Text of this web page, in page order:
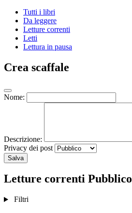
Tutti i libri
Da leggere
Letture correnti
Letti
Lettura in pausa
Crea scaffale
Nome:
Descrizione:
Privacy dei post
Salva
Letture correnti Pubblico
Filtri